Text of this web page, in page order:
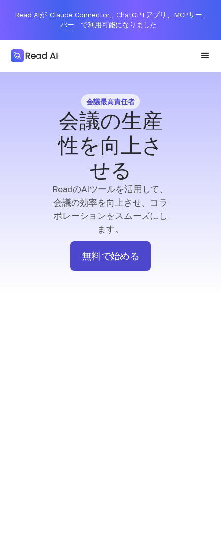
Read AIが Claude Connector、ChatGPTアプリ、MCPサー
バー
で利用可能になりました
会議最高責任者
会議の生産
性を向上さ
せる
ReadのAIツールを活用して、
会議の効率を向上させ、コラ
ボレーションをスムーズにし
ます。
無料で始める